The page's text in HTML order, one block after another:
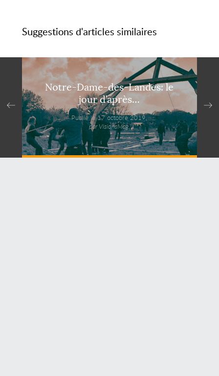
Suggestions d'articles similaires
Notre-Dame-des-Landes: le
jour d’après…
Publié le 17 octobre 2019,
par VisionsMag.